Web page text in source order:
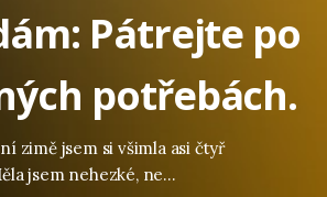
Pátrejte po
potřebách.
zimě jsem si všimla asi čtyř
jsem nehezké, ne…